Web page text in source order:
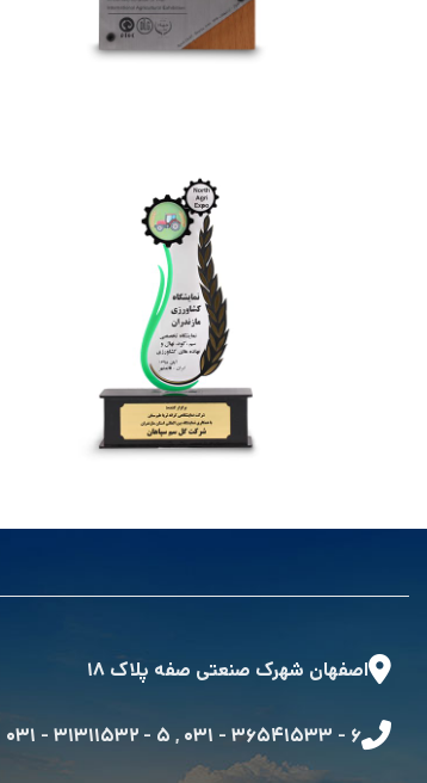
نمایشگاه کشاورزی مازندران
نمایشگاه تخصصی سم، کود، نهال و نهاده های
کشاورزی مازندران
اصفهان شهرک صنعتی صفه پلاک ۱۸
۶ - ۳۶۵۴۱۵۳۳ - ۰۳۱ , ۵ - ۳۱۳۱۱۵۳۲ - ۰۳۱